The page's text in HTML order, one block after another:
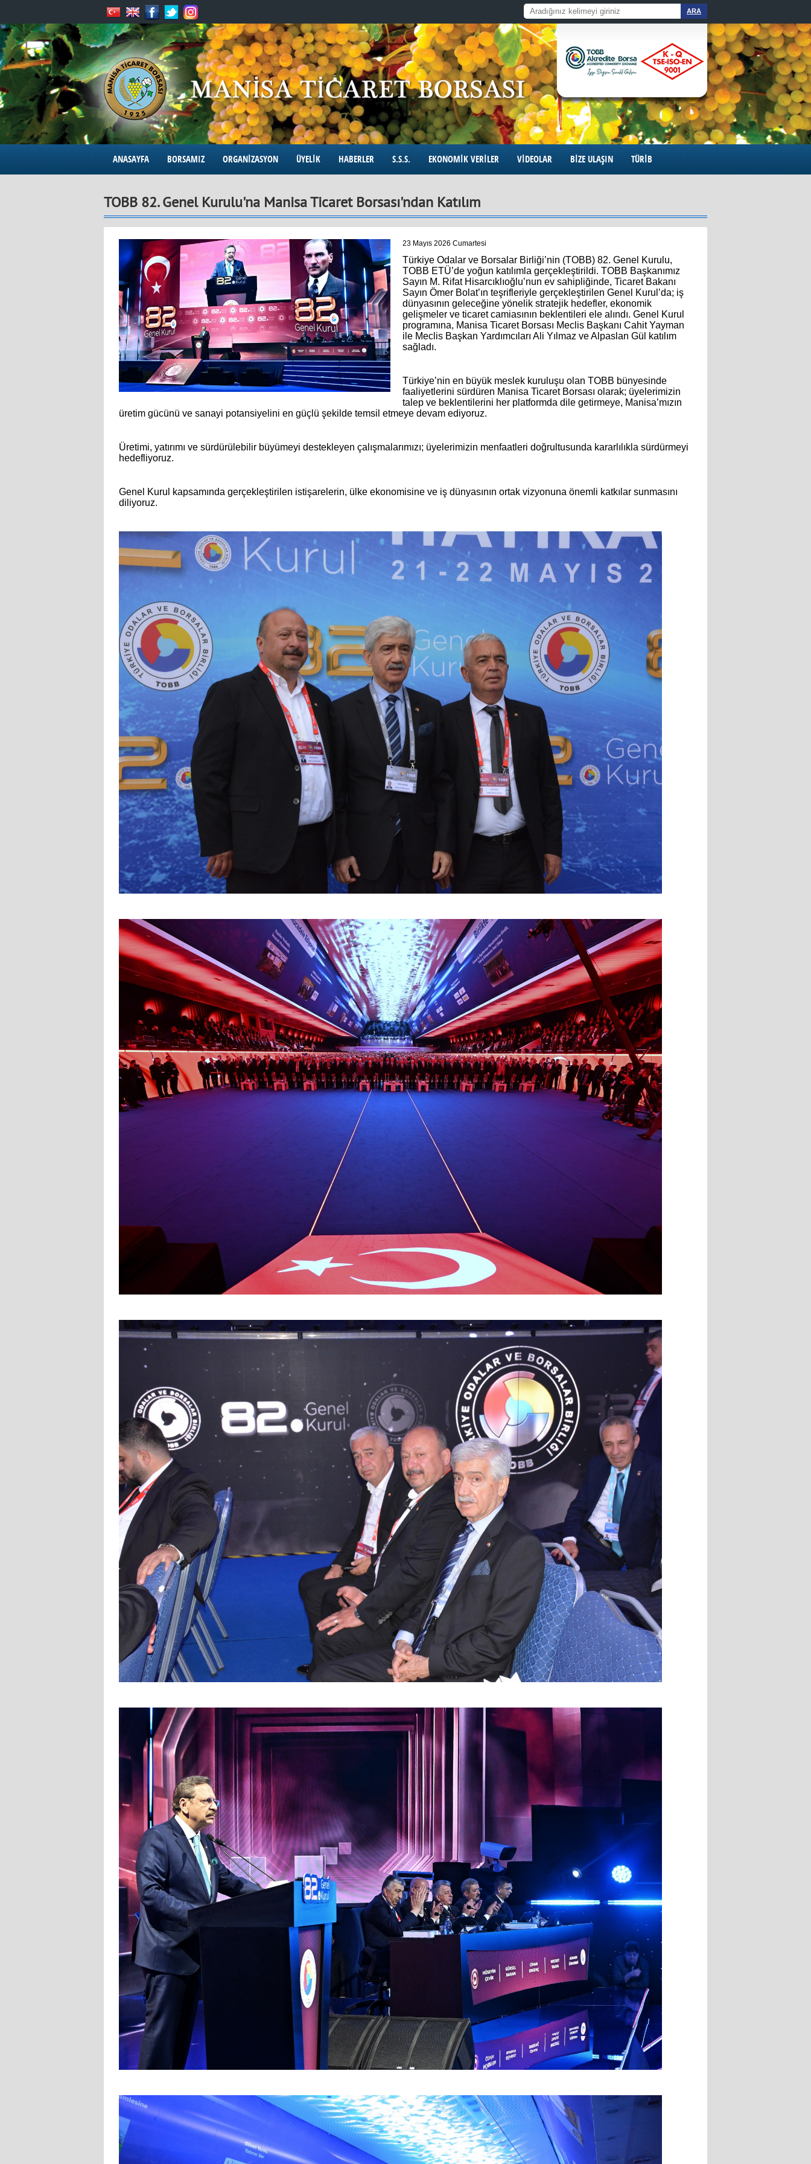
ARA
ANASAYFA BORSAMIZ ORGANİZASYON ÜYELİK HABERLER S.S.S. EKONOMİK VERİLER VİDEOLAR BİZE ULAŞIN TÜRİB
TOBB 82. Genel Kurulu'na Manisa Ticaret Borsası'ndan Katılım
23 Mayıs 2026 Cumartesi
Türkiye Odalar ve Borsalar Birliği’nin (TOBB) 82. Genel Kurulu,
TOBB ETÜ’de yoğun katılımla gerçekleştirildi. TOBB Başkanımız
Sayın M. Rifat Hisarcıklıoğlu’nun ev sahipliğinde, Ticaret Bakanı
Sayın Ömer Bolat’ın teşrifleriyle gerçekleştirilen Genel Kurul’da; iş
dünyasının geleceğine yönelik stratejik hedefler, ekonomik
gelişmeler ve ticaret camiasının beklentileri ele alındı. Genel Kurul
programına, Manisa Ticaret Borsası Meclis Başkanı Cahit Yayman
ile Meclis Başkan Yardımcıları Ali Yılmaz ve Alpaslan Gül katılım
sağladı.
Türkiye’nin en büyük meslek kuruluşu olan TOBB bünyesinde
faaliyetlerini sürdüren Manisa Ticaret Borsası olarak; üyelerimizin
talep ve beklentilerini her platformda dile getirmeye, Manisa’mızın
üretim gücünü ve sanayi potansiyelini en güçlü şekilde temsil etmeye devam ediyoruz.
Üretimi, yatırımı ve sürdürülebilir büyümeyi destekleyen çalışmalarımızı; üyelerimizin menfaatleri doğrultusunda kararlılıkla sürdürmeyi
hedefliyoruz.
Genel Kurul kapsamında gerçekleştirilen istişarelerin, ülke ekonomisine ve iş dünyasının ortak vizyonuna önemli katkılar sunmasını
diliyoruz.